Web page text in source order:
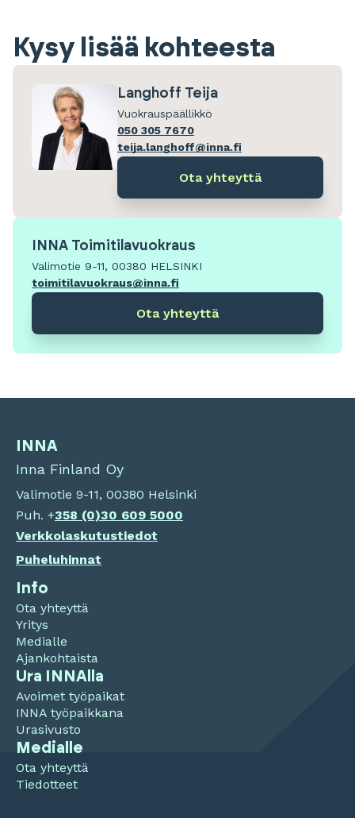
Kysy lisää kohteesta
Langhoff Teija
Vuokrauspäällikkö
050 305 7670
teija.langhoff@inna.fi
Ota yhteyttä
INNA Toimitilavuokraus
Valimotie 9-11, 00380 HELSINKI
toimitilavuokraus@inna.fi
Ota yhteyttä
INNA
Inna Finland Oy
Valimotie 9-11, 00380 Helsinki
Puh. +358 (0)30 609 5000
Verkkolaskutustiedot
Puheluhinnat
Info
Ota yhteyttä
Yritys
Medialle
Ajankohtaista
Ura INNAlla
Avoimet työpaikat
INNA työpaikkana
Urasivusto
Medialle
Ota yhteyttä
Tiedotteet